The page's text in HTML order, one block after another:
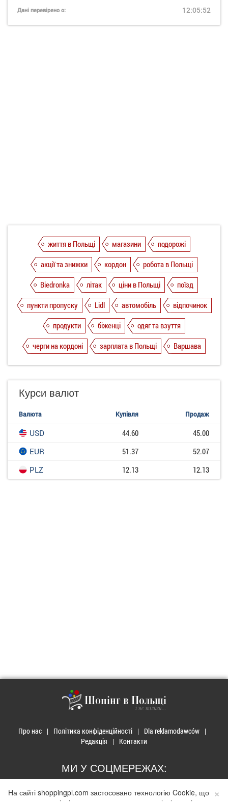
Дані перевірено о: 12:05:52
життя в Польщі магазини
подорожі
акції та знижки
кордон
робота в Польщі
Biedronka
літак ціни в Польщі
поїзд
пункти пропуску
Lidl автомобіль
відпочинок
продукти
біженці
одяг та взуття
черги на кордоні
зарплата в Польщі Варшава
Курси валют
Валюта Купівля Продаж
USD 44.60
45.00
EUR
51.37
52.07
PLZ
12.13 12.13
Шопінг в Польщі
і не тільки...
Про нас Політика конфіденційності
Dla reklamodawców
Редакція
Контакти
МИ У СОЦМЕРЕЖАХ:
×
На сайті shoppingpl.com застосовано технологію Cookie, що